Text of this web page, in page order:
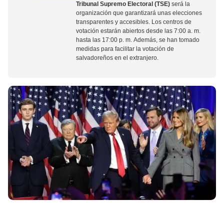
Tribunal Supremo Electoral (TSE) será la
organización que garantizará unas elecciones
transparentes y accesibles. Los centros de
votación estarán abiertos desde las 7:00 a. m.
hasta las 17:00 p. m. Además, se han tomado
medidas para facilitar la votación de
salvadoreños en el extranjero.